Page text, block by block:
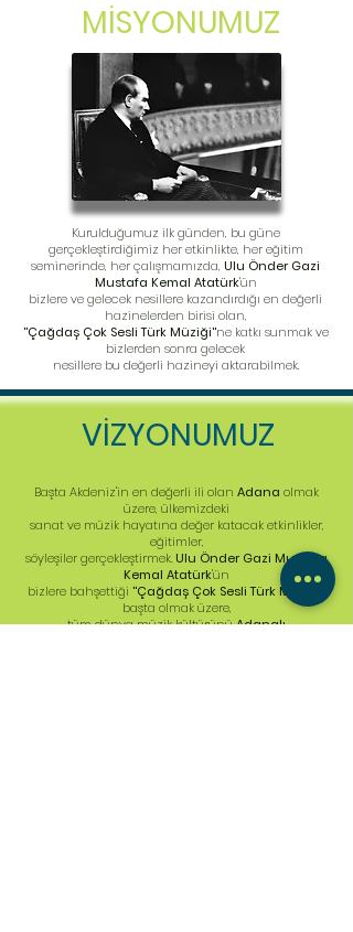
Kurulduğumuz ilk günden, bu güne
gerçekleştirdiğimiz her etkinlikte, her eğitim
seminerinde, her çalışmamızda, Ulu Önder Gazi
Mustafa Kemal Atatürk'ün
bizlere ve gelecek nesillere kazandırdığı en değerli
hazinelerden birisi olan,
''Çağdaş Çok Sesli Türk Müziği''ne katkı sunmak ve
bizlerden sonra gelecek
nesillere ​bu değerli hazineyi aktarabilmek.
MİSYONUMUZ
VİZYONUMUZ
Başta Akdeniz'in en değerli ili olan Adana olmak
üzere, ülkemizdeki
sanat ve müzik hayatına değer katacak etkinlikler,
eğitimler,
söyleşiler gerçekleştirmek. Ulu Önder Gazi Mustafa
Kemal Atatürk'ün
bizlere bahşettiği ''Çağdaş Çok Sesli Türk Müziği''
başta olmak üzere,
tüm dünya müzik kültürünüAdanalı